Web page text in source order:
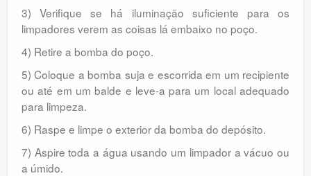
3) Verifique se há iluminação suficiente para os
limpadores verem as coisas lá embaixo no poço.
4) Retire a bomba do poço.
5) Coloque a bomba suja e escorrida em um recipiente
ou até em um balde e leve-a para um local adequado
para limpeza.
6) Raspe e limpe o exterior da bomba do depósito.
7) Aspire toda a água usando um limpador a vácuo ou
a úmido.